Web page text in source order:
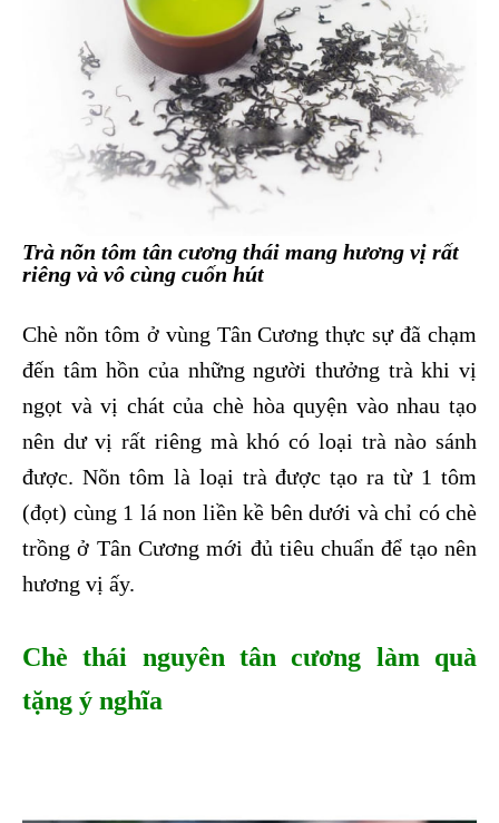
Trà nõn tôm tân cương thái mang hương vị rất
riêng và vô cùng cuốn hút
Chè nõn tôm ở vùng Tân Cương thực sự đã chạm
đến tâm hồn của những người thưởng trà khi vị
ngọt và vị chát của chè hòa quyện vào nhau tạo
nên dư vị rất riêng mà khó có loại trà nào sánh
được. Nõn tôm là loại trà được tạo ra từ 1 tôm
(đọt) cùng 1 lá non liền kề bên dưới và chỉ có chè
trồng ở Tân Cương mới đủ tiêu chuẩn để tạo nên
hương vị ấy.
Chè thái nguyên tân cương làm quà
tặng ý nghĩa